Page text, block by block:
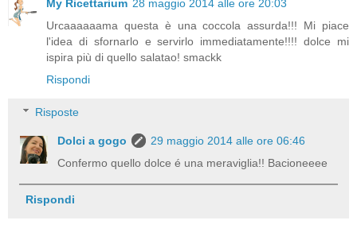
My Ricettarium 28 maggio 2014 alle ore 20:03
Urcaaaaaama questa è una coccola assurda!!! Mi piace
l'idea di sfornarlo e servirlo immediatamente!!!! dolce mi
ispira più di quello salatao! smackk
Rispondi
Risposte
Dolci a gogo
29 maggio 2014 alle ore 06:46
Confermo quello dolce é una meraviglia!! Bacioneeee
Rispondi